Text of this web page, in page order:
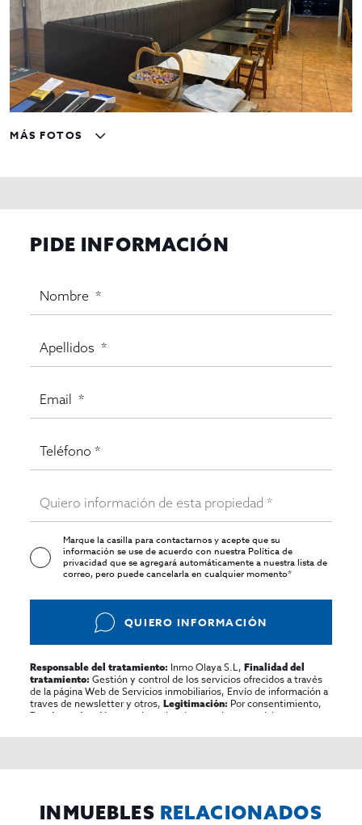
MÁS FOTOS
PIDE INFORMACIÓN
Marque la casilla para contactarnos y acepte que su
información se use de acuerdo con nuestraPolítica de
privacidadque se agregará automáticamente a nuestra lista de
correo, pero puede cancelarla en cualquier momento*
QUIERO INFORMACIÓN
Responsable del tratamiento: Inmo Olaya S.L,Finalidad del
tratamiento: Gestión y control de los servicios ofrecidos a través
de la página Web de Servicios inmobiliarios, Envío de información a
traves de newsletter y otros,Legitimación: Por consentimiento,
Destinatarios:
No se cederan los datos, salvo para elaborar
rectificar y suprimir los datos, solicitar la portabilidad de los
INMUEBLES RELACIONADOS